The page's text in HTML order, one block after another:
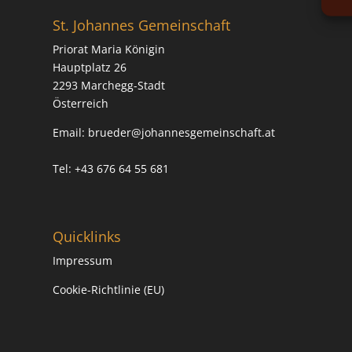
St. Johannes Gemeinschaft
Priorat Maria Königin
Hauptplatz 26
2293 Marchegg-Stadt
Österreich
Email: brueder@johannesgemeinschaft.at
Tel: +43 676 64 55 681
Quicklinks
Impressum
Cookie-Richtlinie (EU)